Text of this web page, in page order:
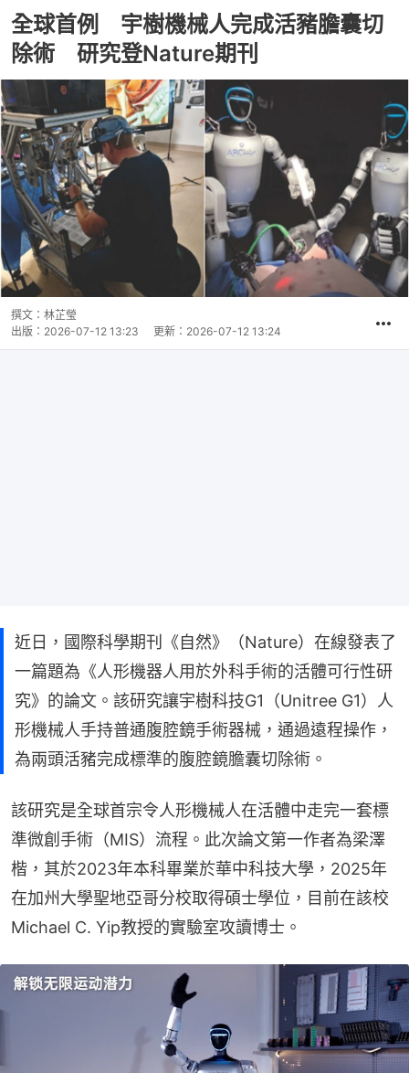
全球首例 宇樹機械人完成活豬膽囊切
除術 研究登Nature期刊
撰文： 林芷瑩
出版： 2026-07-12 13:23 更新： 2026-07-12 13:24
近日，國際科學期刊《自然》（Nature）在線發表了
一篇題為《人形機器人用於外科手術的活體可行性研
究》的論文。該研究讓宇樹科技G1（Unitree G1）人
形機械人手持普通腹腔鏡手術器械，通過遠程操作，
為兩頭活豬完成標準的腹腔鏡膽囊切除術。
該研究是全球首宗令人形機械人在活體中走完一套標
準微創手術（MIS）流程。此次論文第一作者為梁澤
楷，其於2023年本科畢業於華中科技大學，2025年
在加州大學聖地亞哥分校取得碩士學位，目前在該校
Michael C. Yip教授的實驗室攻讀博士。